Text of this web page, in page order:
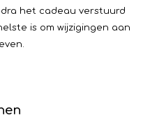
het cadeau verstuurd
is om wijzigingen aan